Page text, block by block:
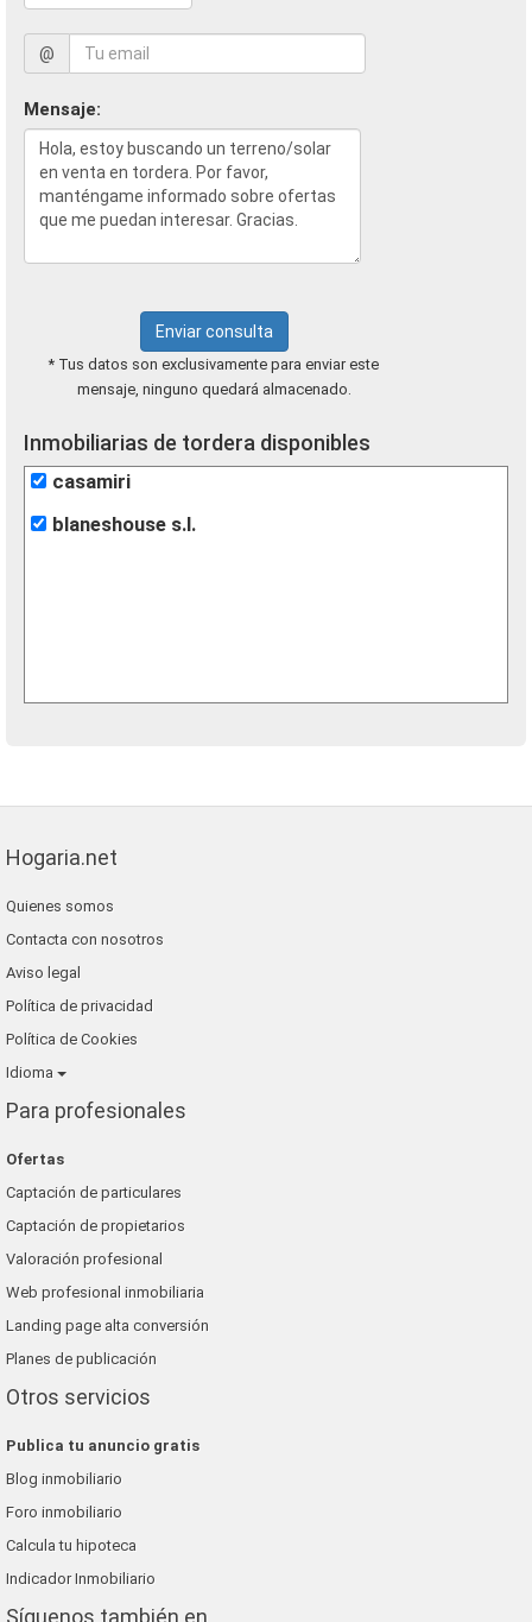
@
Mensaje:
Enviar consulta
* Tus datos son exclusivamente para enviar este
mensaje, ninguno quedará almacenado.
Inmobiliarias de tordera disponibles
casamiri
blaneshouse s.l.
Hogaria.net
Quienes somos
Contacta con nosotros
Aviso legal
Política de privacidad
Política de Cookies
Idioma
Para profesionales
Ofertas
Captación de particulares
Captación de propietarios
Valoración profesional
Web profesional inmobiliaria
Landing page alta conversión
Planes de publicación
Otros servicios
Publica tu anuncio gratis
Blog inmobiliario
Foro inmobiliario
Calcula tu hipoteca
Indicador Inmobiliario
Síguenos también en